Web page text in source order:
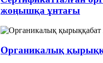
жоңышқа ұнтағы
Органикалық